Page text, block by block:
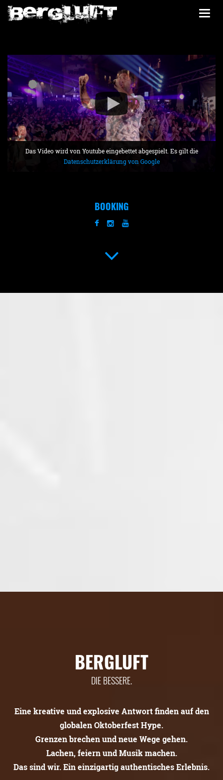
Das Video wird von Youtube eingebettet abgespielt. Es gilt die
Datenschutzerklärung von Google
BOOKING
BERGLUFT
DIE BESSERE.
Eine kreative und explosive Antwort finden auf den
globalen Oktoberfest Hype.
Grenzen brechen und neue Wege gehen.
Lachen, feiern und Musik machen.
Das sind wir. Ein einzigartig authentisches Erlebnis.